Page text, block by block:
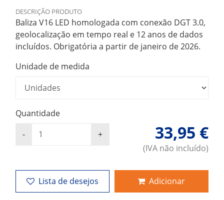
DESCRIÇÃO PRODUTO
Baliza V16 LED homologada com conexão DGT 3.0,
geolocalização em tempo real e 12 anos de dados
incluídos. Obrigatória a partir de janeiro de 2026.
Unidade de medida
Quantidade
33,95 €
(IVA não incluído)
Lista de desejos Adicionar